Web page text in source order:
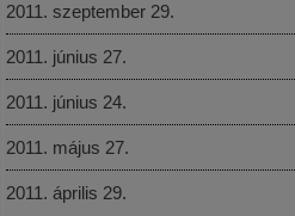
2011. szeptember 29.
2011. június 27.
2011. június 24.
2011. május 27.
2011. április 29.